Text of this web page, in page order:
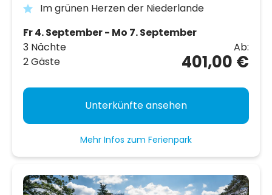
Im grünen Herzen der Niederlande
Fr 4. September - Mo 7. September
3 Nächte
2 Gäste
Ab:
401,00 €
Unterkünfte ansehen
Mehr Infos zum Ferienpark